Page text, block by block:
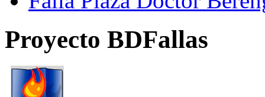
Proyecto BDFallas